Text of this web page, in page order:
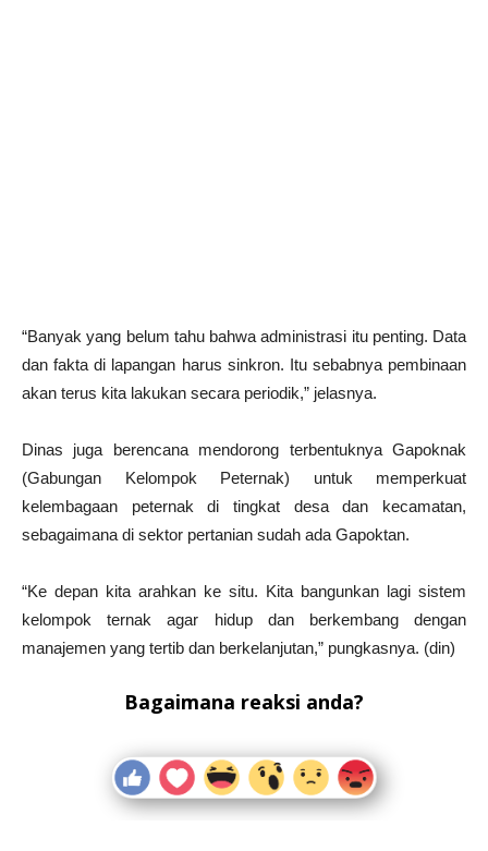
“Banyak yang belum tahu bahwa administrasi itu penting. Data
dan fakta di lapangan harus sinkron. Itu sebabnya pembinaan
akan terus kita lakukan secara periodik,” jelasnya.
Dinas juga berencana mendorong terbentuknya Gapoknak
(Gabungan Kelompok Peternak) untuk memperkuat
kelembagaan peternak di tingkat desa dan kecamatan,
sebagaimana di sektor pertanian sudah ada Gapoktan.
“Ke depan kita arahkan ke situ. Kita bangunkan lagi sistem
kelompok ternak agar hidup dan berkembang dengan
manajemen yang tertib dan berkelanjutan,” pungkasnya. (din)
Bagaimana reaksi anda?